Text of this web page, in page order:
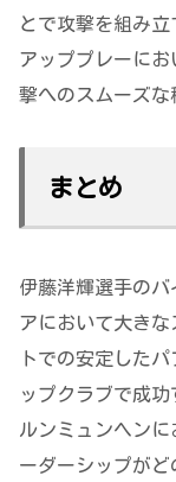
とで攻撃を組み
アッププレーに
撃へのスムーズな
まとめ
伊藤洋輝選手の
アにおいて大き
トでの安定した
ップクラブで成
ルンミュンヘン
ーダーシップがど